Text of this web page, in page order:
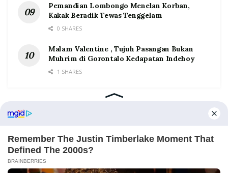
Pemandian Lombongo Menelan Korban,
Kakak Beradik Tewas Tenggelam
0 SHARES
Malam Valentine , Tujuh Pasangan Bukan
Muhrim di Gorontalo Kedapatan Indehoy
1 SHARES
Home Tentang Kontak Redaksi Pedoman Media Siber